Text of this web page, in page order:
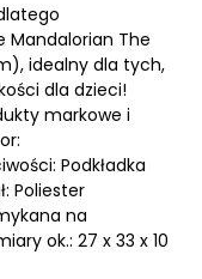
Mandalorian The
idealny dla tych,
dla dzieci!
markowe i
Podkładka
Poliester
na
ok.: 27 x 33 x 10